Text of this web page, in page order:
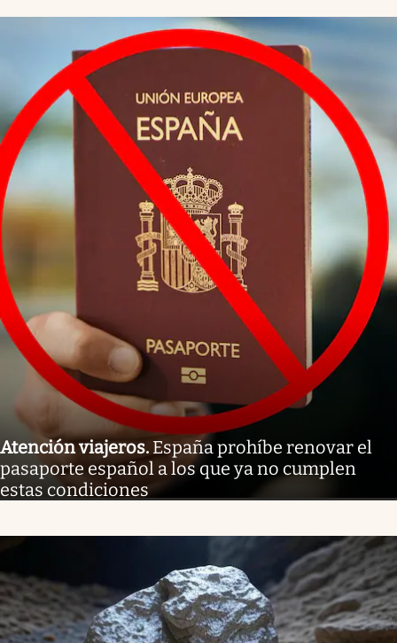
Atención viajeros. España prohíbe renovar el
pasaporte español a los que ya no cumplen
estas condiciones